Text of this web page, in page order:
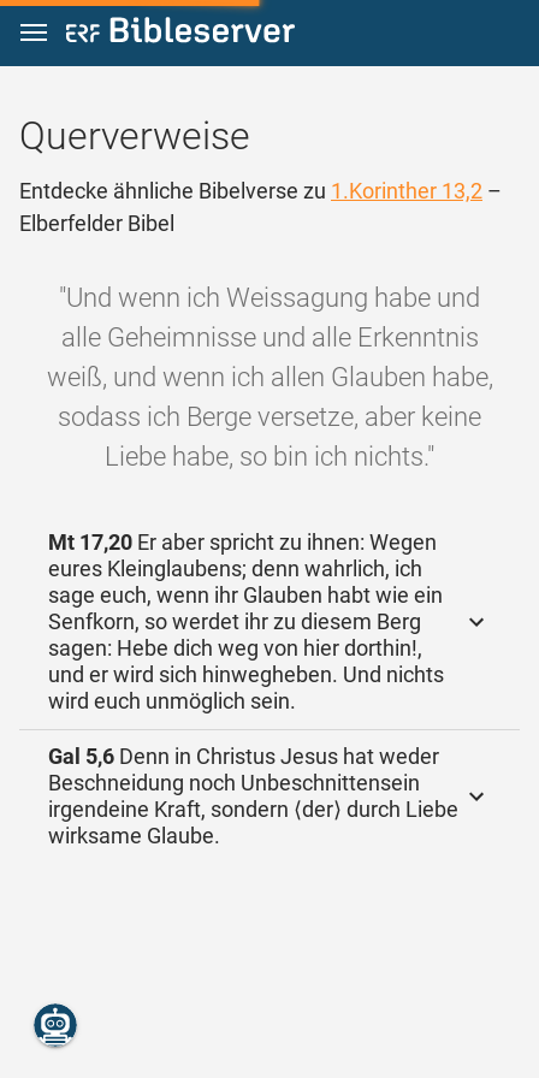
Zum Inhalt springen
Querverweise
Entdecke ähnliche Bibelverse zu 1.Korinther 13,2 –
Elberfelder Bibel
"Und wenn ich Weissagung habe und
alle Geheimnisse und alle Erkenntnis
weiß, und wenn ich allen Glauben habe,
sodass ich Berge versetze, aber keine
Liebe habe, so bin ich nichts."
Mt 17,20 Er aber spricht zu ihnen: Wegen
eures Kleinglaubens; denn wahrlich, ich
sage euch, wenn ihr Glauben habt wie ein
Senfkorn, so werdet ihr zu diesem Berg
sagen: Hebe dich weg von hier dorthin!,
und er wird sich hinwegheben. Und nichts
wird euch unmöglich sein.
Gal 5,6 Denn in Christus Jesus hat weder
Beschneidung noch Unbeschnittensein
irgendeine Kraft, sondern ⟨der⟩ durch Liebe
wirksame Glaube.